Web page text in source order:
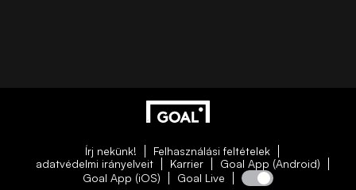
Írj nekünk!
Felhasználási feltételek
adatvédelmi irányelveit
Karrier
Goal App (Android)
Goal App (iOS)
Goal Live